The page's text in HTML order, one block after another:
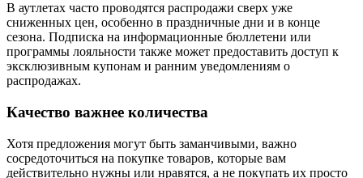
В аутлетах часто проводятся распродажи сверх уже
сниженных цен, особенно в праздничные дни и в конце
сезона. Подписка на информационные бюллетени или
программы лояльности также может предоставить доступ к
эксклюзивным купонам и ранним уведомлениям о
распродажах.
Качество важнее количества
Хотя предложения могут быть заманчивыми, важно
сосредоточиться на покупке товаров, которые вам
действительно нужны или нравятся, а не покупать их просто